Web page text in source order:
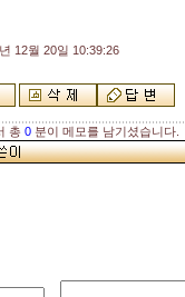
12월 20일 10:39:26
총 0 분이 메모를 남기셨습니다.